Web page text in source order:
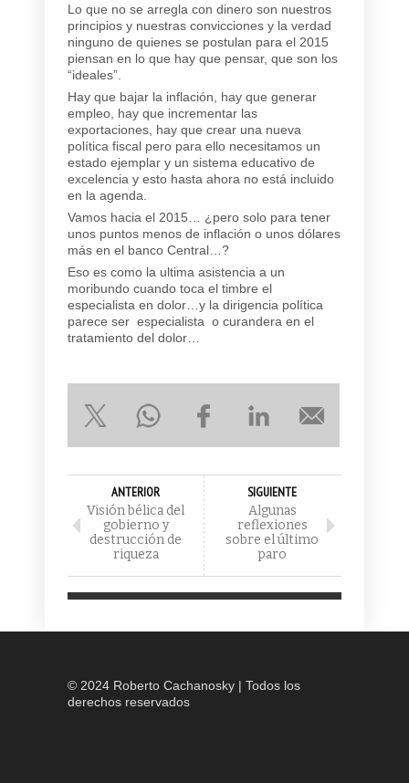
Lo que no se arregla con dinero son nuestros
principios y nuestras convicciones y la verdad
ninguno de quienes se postulan para el 2015
piensan en lo que hay que pensar, que son los
“ideales”.
Hay que bajar la inflación, hay que generar
empleo, hay que incrementar las
exportaciones, hay que crear una nueva
política fiscal pero para ello necesitamos un
estado ejemplar y un sistema educativo de
excelencia y esto hasta ahora no está incluido
en la agenda.
Vamos hacia el 2015… ¿pero solo para tener
unos puntos menos de inflación o unos dólares
más en el banco Central…?
Eso es como la ultima asistencia a un
moribundo cuando toca el timbre el
especialista en dolor…y la dirigencia política
parece ser especialista o curandera en el
tratamiento del dolor…
ANTERIOR
Visión bélica del
gobierno y
destrucción de
riqueza
SIGUIENTE
Algunas
reflexiones
sobre el último
paro
© 2024 Roberto Cachanosky | Todos los
derechos reservados